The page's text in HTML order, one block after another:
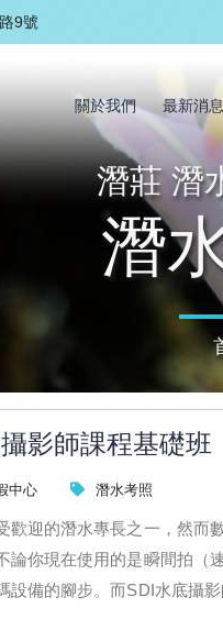
9號
關於我們 最新消息
潛莊 潛
潛
影師課程基礎班
中心 潛水考照
歡迎的潛水專長之一，然而
論你現在使用的是瞬間拍（
設備的腳步。而SDI水底攝